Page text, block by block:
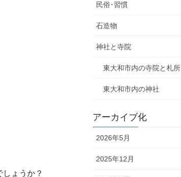
ょうか？
民俗･習慣
石造物
神社と寺院
東大和市内の寺院と札所
東大和市内の神社
アーカイブ化
2026年5月
2025年12月